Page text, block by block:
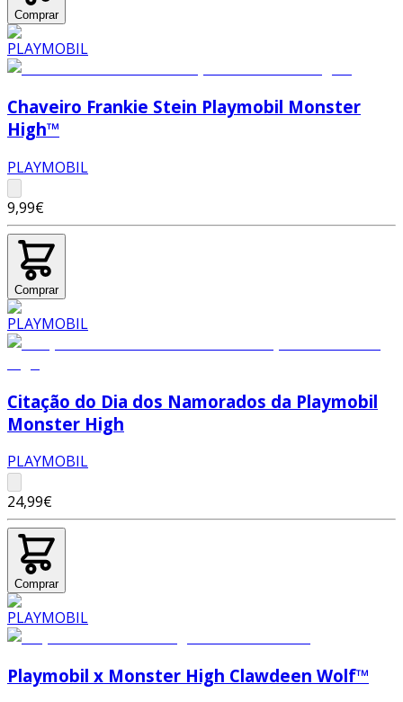
Comprar
Chaveiro Frankie Stein Playmobil Monster
High™
PLAYMOBIL
9,99€
Comprar
Citação do Dia dos Namorados da Playmobil
Monster High
PLAYMOBIL
24,99€
Comprar
Playmobil x Monster High Clawdeen Wolf™